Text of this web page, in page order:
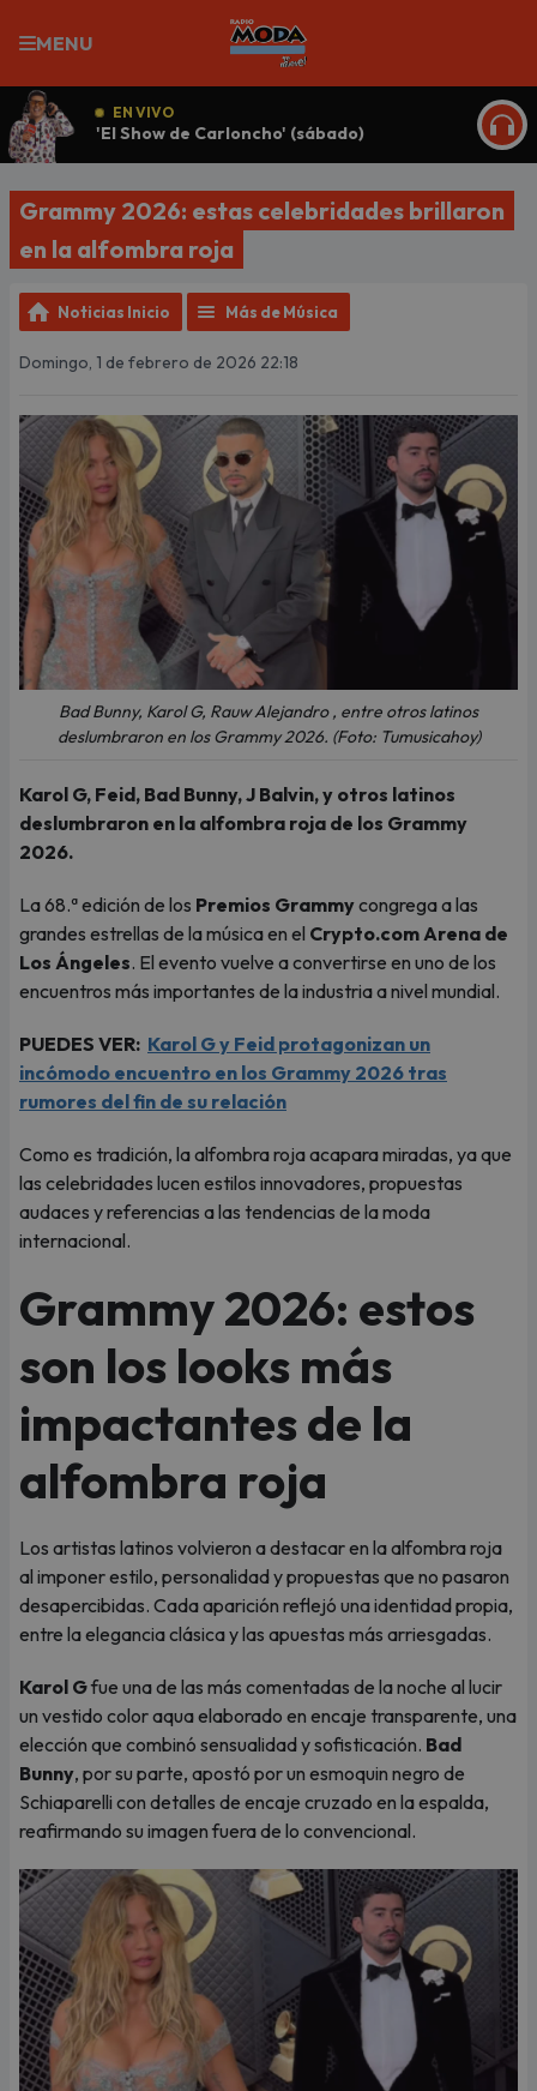
MENU
EN VIVO
'El Show de Carloncho' (sábado)
Grammy 2026: estas celebridades brillaron
en la alfombra roja
Noticias Inicio Más de Música
Domingo, 1 de febrero de 2026 22:18
Bad Bunny, Karol G, Rauw Alejandro , entre otros latinos
deslumbraron en los Grammy 2026. (Foto: Tumusicahoy)
Karol G, Feid, Bad Bunny, J Balvin, y otros latinos
deslumbraron en la alfombra roja de los Grammy
2026.
La 68.ª edición de los Premios Grammycongrega a las
grandes estrellas de la música en el Crypto.com Arena de
Los Ángeles. El evento vuelve a convertirse en uno de los
encuentros más importantes de la industria a nivel mundial.
PUEDES VER: Karol G y Feid protagonizan un
incómodo encuentro en los Grammy 2026 tras
rumores del fin de su relación
Como es tradición, la alfombra roja acapara miradas, ya que
las celebridades lucen estilos innovadores, propuestas
audaces y referencias a las tendencias de la moda
internacional.
Grammy 2026: estos
son los looks más
impactantes de la
alfombra roja
Los artistas latinos volvieron a destacar en la alfombra roja
al imponer estilo, personalidad y propuestas que no pasaron
desapercibidas. Cada aparición reflejó una identidad propia,
entre la elegancia clásica y las apuestas más arriesgadas.
Karol Gfue una de las más comentadas de la noche al lucir
un vestido color aqua elaborado en encaje transparente, una
elección que combinó sensualidad y sofisticación. Bad
Bunny, por su parte, apostó por un esmoquin negro de
Schiaparelli con detalles de encaje cruzado en la espalda,
reafirmando su imagen fuera de lo convencional.